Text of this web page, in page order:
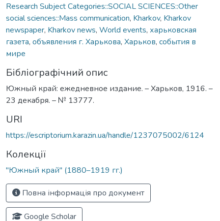
Research Subject Categories::SOCIAL SCIENCES::Other
social sciences::Mass communication, Kharkov, Kharkov
newspaper, Kharkov news, World events, харьковская
газета, объявления г. Харькова, Харьков, события в
мире
Бібліографічний опис
Южный край: ежедневное издание. – Харьков, 1916. –
23 декабря. – № 13777.
URI
https://escriptorium.karazin.ua/handle/1237075002/6124
Колекції
"Южный край" (1880–1919 гг.)
Повна інформація про документ
Google Scholar